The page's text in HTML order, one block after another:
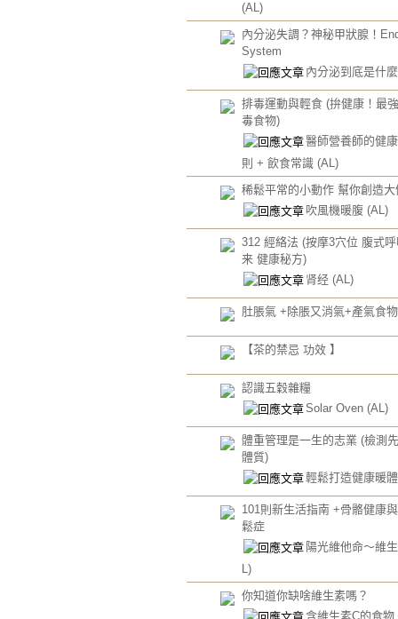
(AL)
內分泌失調？神秘甲狀腺！
System
內分泌到底是什
排毒運動與輕食 (拚健康！最
毒食物)
醫師營養師的健
則 + 飲食常識 (AL)
稀鬆平常的小動作 幫你創造大
吹風機暖腹 (AL)
312 經絡法 (按摩3穴位 腹式
来 健康秘方)
肾经 (AL)
肚脹氣 +除脹又消氣+產氣食
【茶的禁忌 功效 】
認識五穀雜糧
Solar Oven (AL)
體重管理是一生的志業 (檢測
體質)
輕鬆打造健康暖
101則新生活指南 +骨骼健康
鬆症
陽光維他命～維
L)
你知道你缺啥維生素嗎？
含維生素C的食物